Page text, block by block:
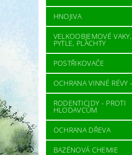
OCHRANNÉ
NÁHRADNÍ DÍLY A
HNOJIVA
VELKOOBJEMOVÉ VAKY,
PYTLE, PLACHTY
POSTŘIKOVAČE
OCHRANA VINNÉ RÉVY
RODENTICIDY - PROTI
HLODAVCŮM
OCHRANA DŘEVA
BAZÉNOVÁ CHEMIE